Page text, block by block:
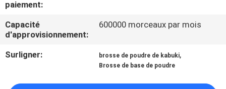
DU
SITE
PRIVACY
paiement:
Capacité
d'approvisionnement:
600000 morceaux par mois
Surligner: brosse de poudre de kabuki,
Brosse de base de poudre